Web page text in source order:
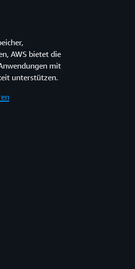
AWS bietet die
mit
unterstützen.